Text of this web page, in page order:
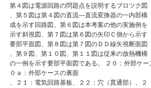
第４図は電源回路の問題点を説明するブロツク図
、第５図は第４図の直流―直流変換器の一内部構
成を示す回路図、第６図は本考案の他の実施例を
示す斜視図、第７図は第６図の矢印Ｃ側から示す
要部平面図、第８図は第７図のＤＤ線矢視断面図
、第９図、第１０図、第１１図は従来の放熱機構
の一例を示す要部平面図である。 ２０：外部ケー
０ａ：外部ケースの裏面
、２１：電気回路基板、２２：穴（貫通部）、２